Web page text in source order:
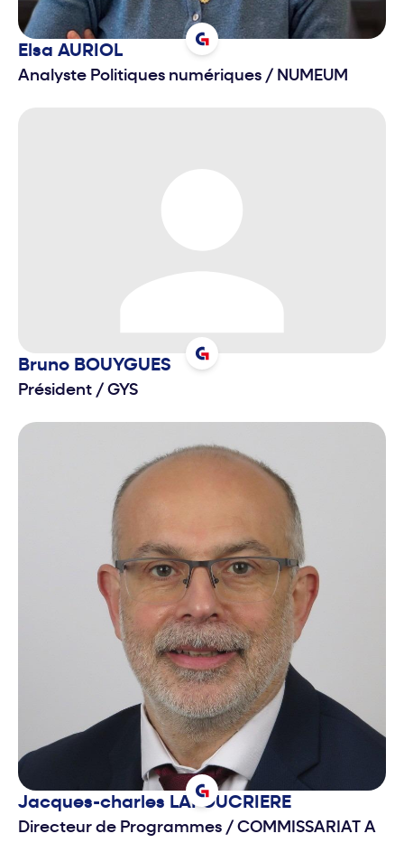
Elsa AURIOL
Analyste Politiques numériques / NUMEUM
Bruno BOUYGUES
Président / GYS
Jacques-charles LAFOUCRIERE
Directeur de Programmes / COMMISSARIAT A